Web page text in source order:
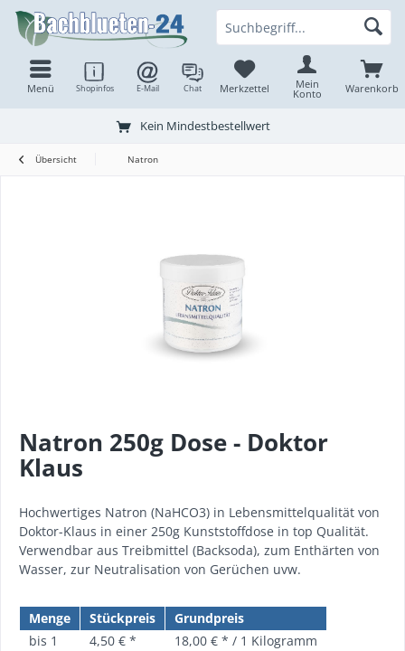
Kein Mindestbestellwert
Warenkorb
Shopinfos E-Mail Chat Merkzettel Mein
Konto
Menü
Übersicht Natron
Natron 250g Dose - Doktor
Klaus
Hochwertiges Natron (NaHCO3) in Lebensmittelqualität von
Doktor-Klaus in einer 250g Kunststoffdose in top Qualität.
Verwendbar aus Treibmittel (Backsoda), zum Enthärten von
Wasser, zur Neutralisation von Gerüchen uvw.
Menge Stückpreis
Grundpreis
bis 1 4,50 € *
18,00 € * / 1 Kilogramm